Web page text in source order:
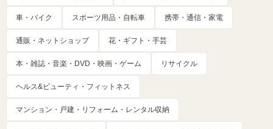
車・バイク スポーツ用品・自転車 携帯・通信・家電
通販・ネットショップ 花・ギフト・手芸
本・雑誌・音楽・DVD・映画・ゲーム リサイクル
ヘルス&ビューティ・フィットネス
マンション・戸建・リフォーム・レンタル収納